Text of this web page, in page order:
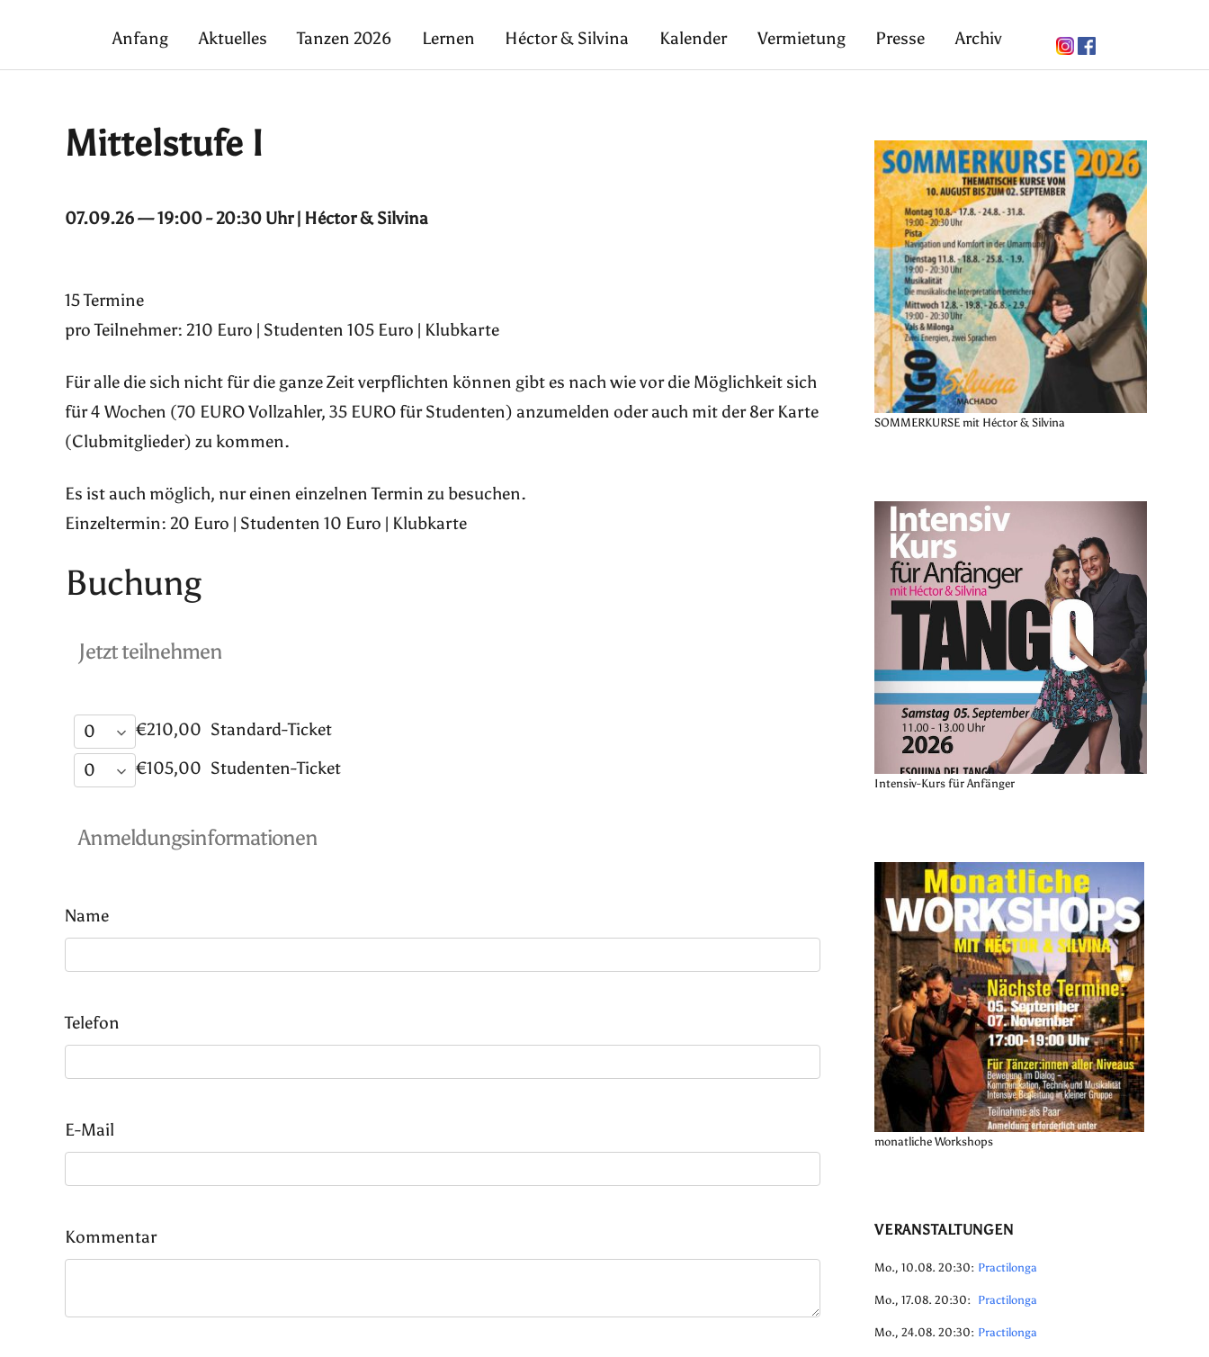
Anfang Aktuelles Tanzen 2026 Lernen Héctor & Silvina Kalender Vermietung Presse Archiv
Mittelstufe I
07.09.26 — 19:00 - 20:30 Uhr | Héctor & Silvina
15 Termine
pro Teilnehmer: 210 Euro | Studenten 105 Euro | Klubkarte
Für alle die sich nicht für die ganze Zeit verpflichten können gibt es nach wie vor die Möglichkeit sich
für 4 Wochen (70 EURO Vollzahler, 35 EURO für Studenten) anzumelden oder auch mit der 8er Karte
(Clubmitglieder) zu kommen.
Es ist auch möglich, nur einen einzelnen Termin zu besuchen.
Einzeltermin: 20 Euro | Studenten 10 Euro | Klubkarte
Buchung
Jetzt teilnehmen
€210,00 Standard-Ticket
€105,00 Studenten-Ticket
Anmeldungsinformationen
Name
Telefon
E-Mail
Kommentar
SOMMERKURSE mit Héctor & Silvina
Intensiv-Kurs für Anfänger
monatliche Workshops
VERANSTALTUNGEN
Mo., 10.08. 20:30: Practilonga
Mo., 17.08. 20:30: Practilonga
Mo., 24.08. 20:30: Practilonga